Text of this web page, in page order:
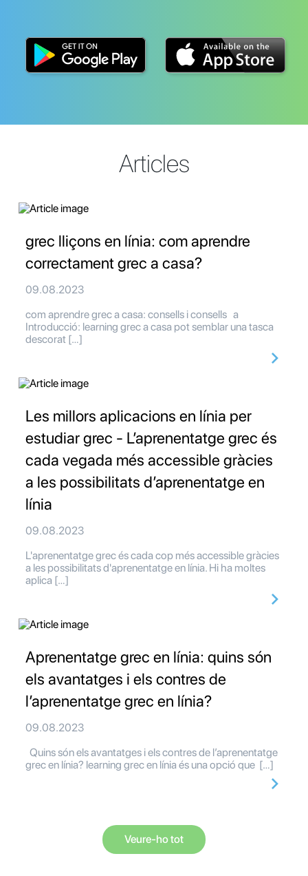
Articles
grec lliçons en línia: com aprendre
correctament grec a casa?
09.08.2023
com aprendre grec a casa: consells i consells a
Introducció: learning grec a casa pot semblar una tasca
descorat […]
Les millors aplicacions en línia per
estudiar grec - L’aprenentatge grec és
cada vegada més accessible gràcies
a les possibilitats d’aprenentatge en
línia
09.08.2023
L'aprenentatge grec és cada cop més accessible gràcies
a les possibilitats d'aprenentatge en línia. Hi ha moltes
aplica […]
Aprenentatge grec en línia: quins són
els avantatges i els contres de
l’aprenentatge grec en línia?
09.08.2023
Quins són els avantatges i els contres de l’aprenentatge
grec en línia? learning grec en línia és una opció que […]
Veure-ho tot